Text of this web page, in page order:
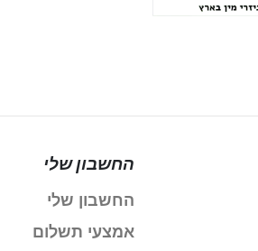
החשבון שלי
החשבון שלי
אמצעי תשלום